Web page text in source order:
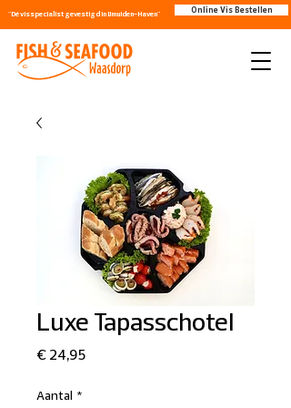
"Dé visspecialist gevestigd in IJmuiden-Haven" Online Vis Bestellen
Luxe Tapasschotel
€ 24,95Prijs
Aantal *